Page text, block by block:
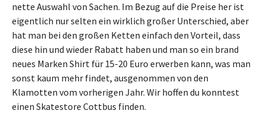
nette Auswahl von Sachen. Im Bezug auf die Preise her ist
eigentlich nur selten ein wirklich großer Unterschied, aber
hat man bei den großen Ketten einfach den Vorteil, dass
diese hin und wieder Rabatt haben und man so ein brand
neues Marken Shirt für 15-20 Euro erwerben kann, was man
sonst kaum mehr findet, ausgenommen von den
Klamotten vom vorherigen Jahr. Wir hoffen du konntest
einen Skatestore Cottbus finden.